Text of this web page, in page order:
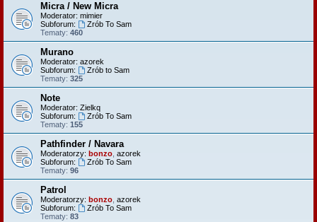
Micra / New Micra
Moderator: mimier
Subforum:
Zrób To Sam
Tematy: 460
Murano
Moderator: azorek
Subforum:
Zrób to Sam
Tematy: 325
Note
Moderator: Zielkq
Subforum:
Zrób To Sam
Tematy: 155
Pathfinder / Navara
Moderatorzy: bonzo azorek
Subforum:
Zrób To Sam
Tematy: 96
Patrol
Moderatorzy: bonzo azorek
Subforum:
Zrób To Sam
Tematy: 83